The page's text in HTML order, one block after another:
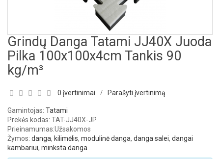
Grindų Danga Tatami JJ40X Juoda
Pilka 100x100x4cm Tankis 90
kg/m³
0 įvertinimai / Parašyti įvertinimą
Gamintojas: Tatami
Prekės kodas: TAT-JJ40X-JP
Prieinamumas:Užsakomos
Žymos: danga, kilimėlis, modulinė danga, danga salei, dangai
kambariui, minksta danga